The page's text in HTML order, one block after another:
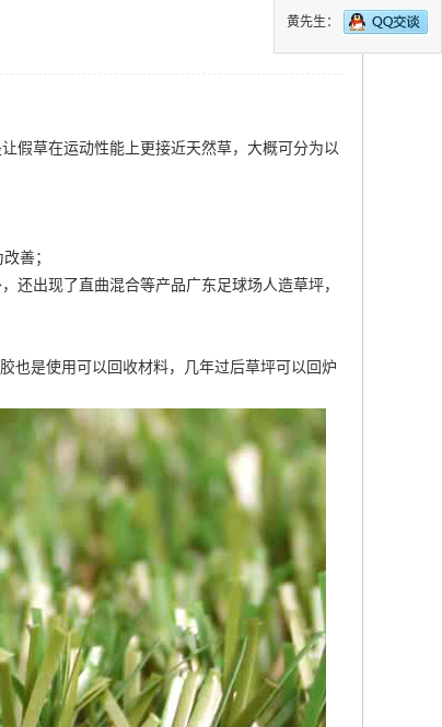
假草在运动性能上更接近天然草，大概可分为以
善；
还出现了直曲混合等产品广东足球场人造草坪，
也是使用可以回收材料，几年过后草坪可以回炉
黄先生：